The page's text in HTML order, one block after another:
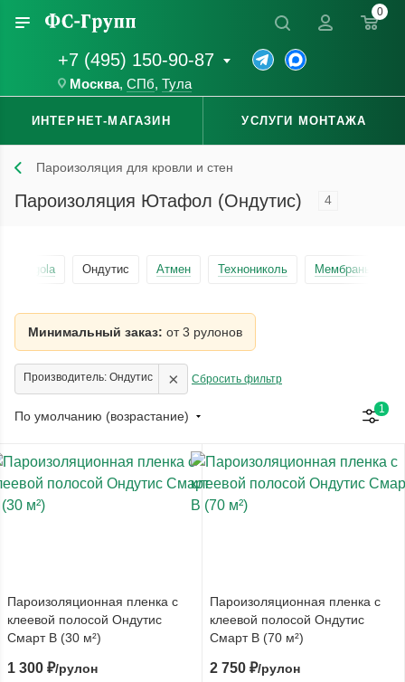
+7 (495) 150-90-87
Москва, СПб, Тула
0
ИНТЕРНЕТ-МАГАЗИН УСЛУГИ МОНТАЖА
Пароизоляция для кровли и стен
Пароизоляция Ютафол (Ондутис) 4
Tegola Ондутис Атмен Технониколь Мембраны
Минимальный заказ: от 3 рулонов
Производитель: Ондутис × Сбросить фильтр
По умолчанию (возрастание) 1
Пароизоляционная пленка с
клеевой полосой Ондутис
Смарт В (30 м²)
1 300 ₽/рулон
Пароизоляционная пленка с
клеевой полосой Ондутис
Смарт В (70 м²)
2 750 ₽/рулон